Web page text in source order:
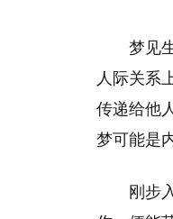
梦见
人际关系
传递给他
梦可能是
刚步